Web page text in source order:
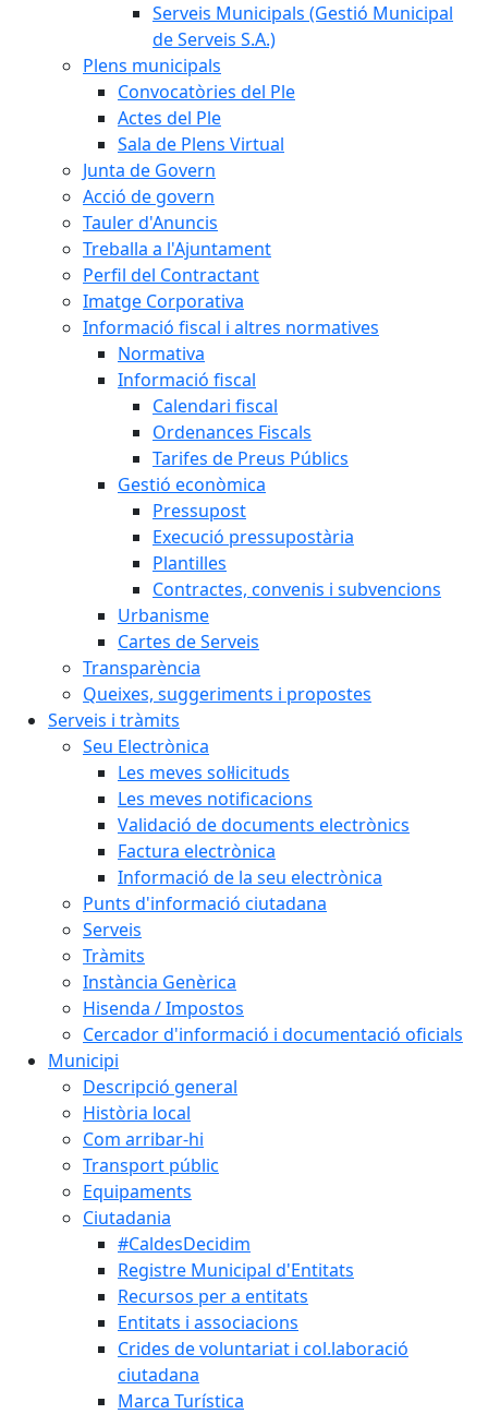
Serveis Municipals (Gestió Municipal
de Serveis S.A.)
Plens municipals
Convocatòries del Ple
Actes del Ple
Sala de Plens Virtual
Junta de Govern
Acció de govern
Tauler d'Anuncis
Treballa a l'Ajuntament
Perfil del Contractant
Imatge Corporativa
Informació fiscal i altres normatives
Normativa
Informació fiscal
Calendari fiscal
Ordenances Fiscals
Tarifes de Preus Públics
Gestió econòmica
Pressupost
Execució pressupostària
Plantilles
Contractes, convenis i subvencions
Urbanisme
Cartes de Serveis
Transparència
Queixes, suggeriments i propostes
Serveis i tràmits
Seu Electrònica
Les meves sol·licituds
Les meves notificacions
Validació de documents electrònics
Factura electrònica
Informació de la seu electrònica
Punts d'informació ciutadana
Serveis
Tràmits
Instància Genèrica
Hisenda / Impostos
Cercador d'informació i documentació oficials
Municipi
Descripció general
Història local
Com arribar-hi
Transport públic
Equipaments
Ciutadania
#CaldesDecidim
Registre Municipal d'Entitats
Recursos per a entitats
Entitats i associacions
Crides de voluntariat i col.laboració
ciutadana
Marca Turística